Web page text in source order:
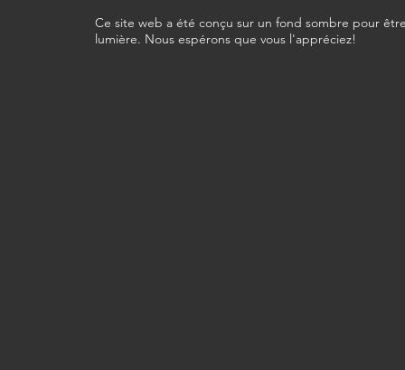
Ce site web a été conçu sur un fond sombre pour
lumière. Nous espérons que vous l'appréciez!